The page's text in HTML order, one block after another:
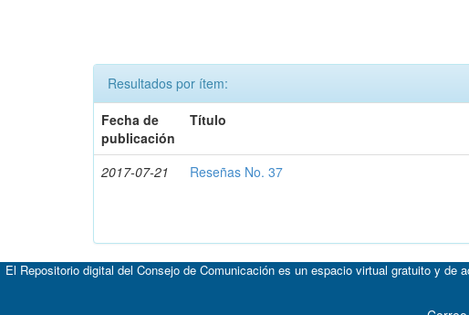
Resultados por ítem:
Fecha de
publicación
Título
2017-07-21 Reseñas No. 37
El Repositorio digital del Consejo de Comunicación es un espacio virtual gratuito y